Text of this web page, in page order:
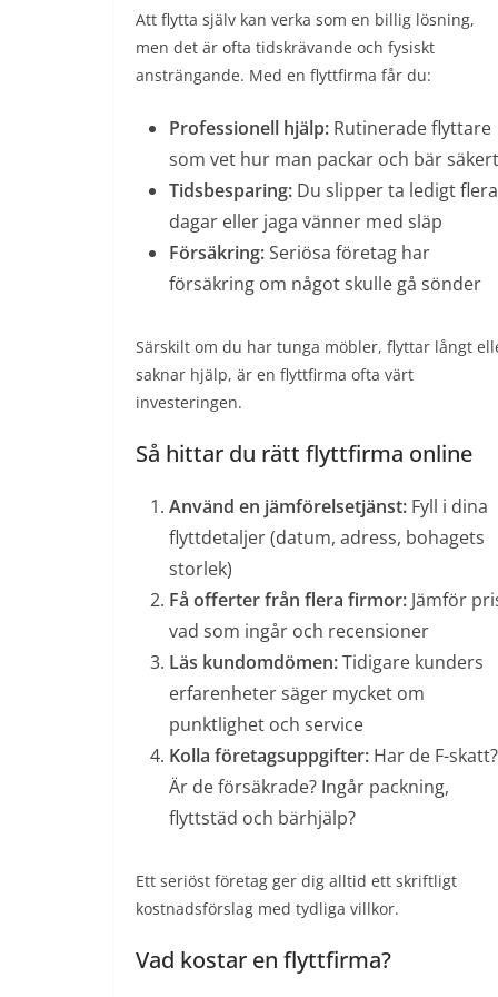
Att flytta själv kan verka som en billig lösning,
men det är ofta tidskrävande och fysiskt
ansträngande. Med en flyttfirma får du:
Professionell hjälp: Rutinerade flyttare
som vet hur man packar och bär säkert
Tidsbesparing: Du slipper ta ledigt flera
dagar eller jaga vänner med släp
Försäkring:Seriösa företag har
försäkring om något skulle gå sönder
Särskilt om du har tunga möbler, flyttar långt
saknar hjälp, är en flyttfirma ofta värt
investeringen.
Så hittar du rätt flyttfirma online
Använd en jämförelsetjänst: Fyll i dina
flyttdetaljer (datum, adress, bohagets
storlek)
Få offerter från flera firmor: Jämför
vad som ingår och recensioner
Läs kundomdömen:Tidigare kunders
erfarenheter säger mycket om
punktlighet och service
Kolla företagsuppgifter: Har de F-skatt?
Är de försäkrade? Ingår packning,
flyttstäd och bärhjälp?
Ett seriöst företag ger dig alltid ett skriftligt
kostnadsförslag med tydliga villkor.
Vad kostar en flyttfirma?